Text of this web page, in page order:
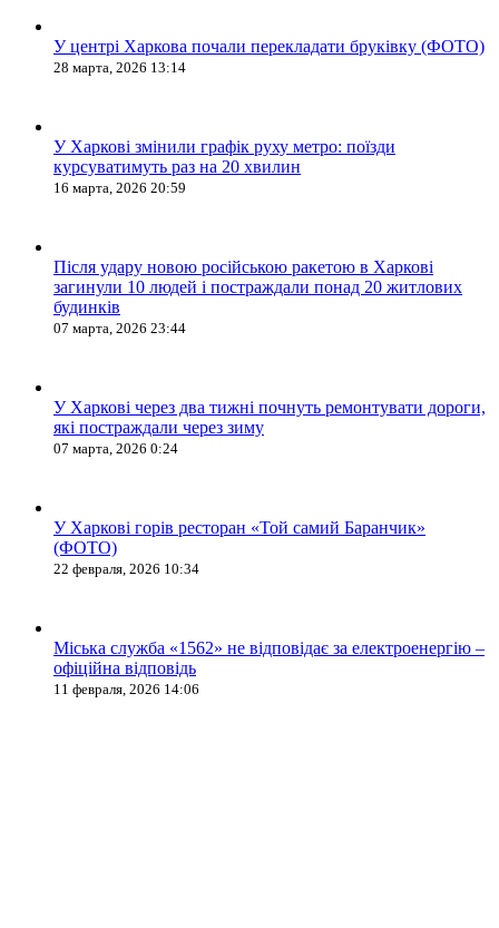
У центрі Харкова почали перекладати бруківку (ФОТО)
28 марта, 2026 13:14
У Харкові змінили графік руху метро: поїзди
курсуватимуть раз на 20 хвилин
16 марта, 2026 20:59
Після удару новою російською ракетою в Харкові
загинули 10 людей і постраждали понад 20 житлових
будинків
07 марта, 2026 23:44
У Харкові через два тижні почнуть ремонтувати дороги,
які постраждали через зиму
07 марта, 2026 0:24
У Харкові горів ресторан «Той самий Баранчик»
(ФОТО)
22 февраля, 2026 10:34
Міська служба «1562» не відповідає за електроенергію –
офіційна відповідь
11 февраля, 2026 14:06